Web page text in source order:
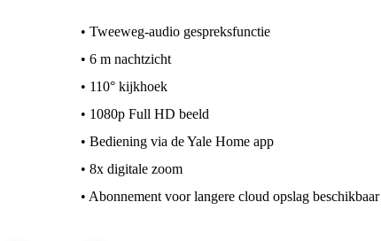
• Tweeweg-audio gespreksfunctie
• 6 m nachtzicht
• 110° kijkhoek
• 1080p Full HD beeld
• Bediening via de Yale Home app
• 8x digitale zoom
• Abonnement voor langere cloud opslag beschikbaar